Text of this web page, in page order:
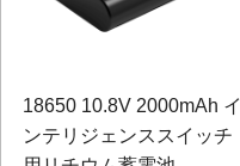
18650 10.8V 2000mAh イ
ンテリジェンススイッチ